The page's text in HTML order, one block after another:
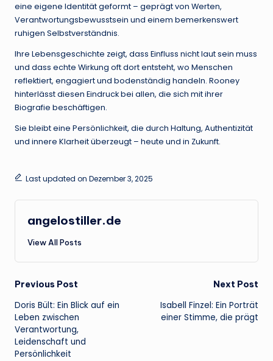
eine eigene Identität geformt – geprägt von Werten,
Verantwortungsbewusstsein und einem bemerkenswert
ruhigen Selbstverständnis.
Ihre Lebensgeschichte zeigt, dass Einfluss nicht laut sein muss
und dass echte Wirkung oft dort entsteht, wo Menschen
reflektiert, engagiert und bodenständig handeln. Rooney
hinterlässt diesen Eindruck bei allen, die sich mit ihrer
Biografie beschäftigen.
Sie bleibt eine Persönlichkeit, die durch Haltung, Authentizität
und innere Klarheit überzeugt – heute und in Zukunft.
Last updated on Dezember 3, 2025
angelostiller.de
View All Posts
Post
navigation
Previous Post
Doris Bült: Ein Blick auf ein
Leben zwischen
Verantwortung,
Leidenschaft und
Persönlichkeit
Next Post
Isabell Finzel: Ein Porträt
einer Stimme, die prägt